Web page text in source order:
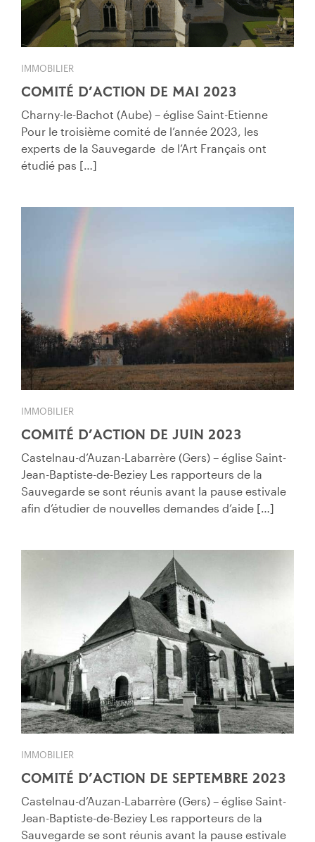
IMMOBILIER
COMITÉ D’ACTION DE MAI 2023
Charny-le-Bachot (Aube) – église Saint-Etienne
Pour le troisième comité de l’année 2023, les
experts de la Sauvegarde de l’Art Français ont
étudié pas […]
IMMOBILIER
COMITÉ D’ACTION DE JUIN 2023
Castelnau-d’Auzan-Labarrère (Gers) – église Saint-
Jean-Baptiste-de-Beziey Les rapporteurs de la
Sauvegarde se sont réunis avant la pause estivale
afin d’étudier de nouvelles demandes d’aide […]
IMMOBILIER
COMITÉ D’ACTION DE SEPTEMBRE 2023
Castelnau-d’Auzan-Labarrère (Gers) – église Saint-
Jean-Baptiste-de-Beziey Les rapporteurs de la
Sauvegarde se sont réunis avant la pause estivale